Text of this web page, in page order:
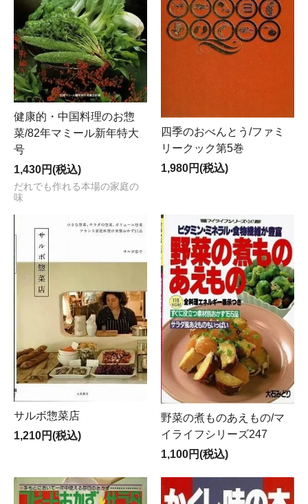
健康的・中国料理のお惣
菜/82年マミール新年特大
号
1,430円(税込)
だれでも作れる本場の家庭の
味
四季のおべんとう/ファミ
リークック第5巻
1,980円(税込)
サルボ惣菜店
1,210円(税込)
野菜の煮ものあえもの/マ
イライフシリーズ247
1,100円(税込)